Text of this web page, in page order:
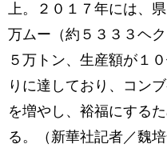
上。２０１７年には、
万ムー（約５３３３ヘ
５万トン、生産額が１
りに達しており、コン
を増やし、裕福にする
る。（新華社記者／魏培